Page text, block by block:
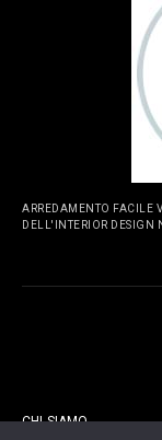
ARREDAMENTO FACILE
DELL'INTERIOR DESIGN
CHI SIAMO